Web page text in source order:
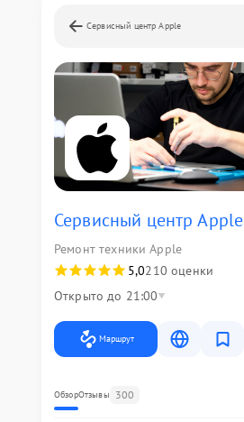
Сервисный центр Apple
Сервисный центр Apple
Ремонт техники Apple
5,0210 оценки
Открыто до 21:00
Маршрут
ОбзорОтзывы 300